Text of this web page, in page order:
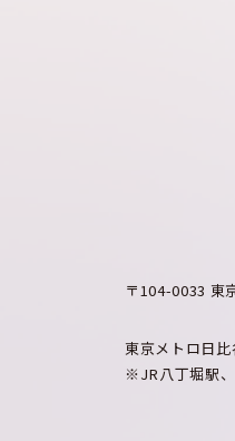
〒104-0033 東
東京メトロ日
※JR八丁堀駅、